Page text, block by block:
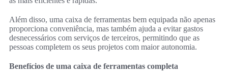
Além disso, uma caixa de ferramentas bem equipada não apenas
proporciona conveniência, mas também ajuda a evitar gastos
desnecessários com serviços de terceiros, permitindo que as
pessoas completem os seus projetos com maior autonomia.
Benefícios de uma caixa de ferramentas completa